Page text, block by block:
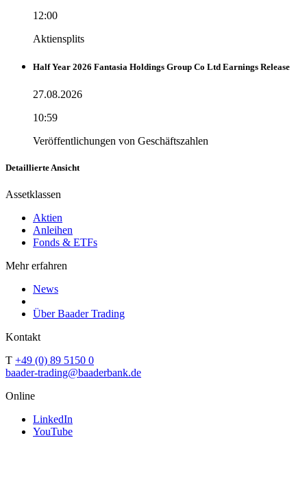
12:00
Aktiensplits
Half Year 2026 Fantasia Holdings Group Co Ltd Earnings Release
27.08.2026
10:59
Veröffentlichungen von Geschäftszahlen
Detaillierte Ansicht
Assetklassen
Aktien
Anleihen
Fonds & ETFs
Mehr erfahren
News
Über Baader Trading
Kontakt
T +49 (0) 89 5150 0
baader-trading@baaderbank.de
Online
LinkedIn
YouTube